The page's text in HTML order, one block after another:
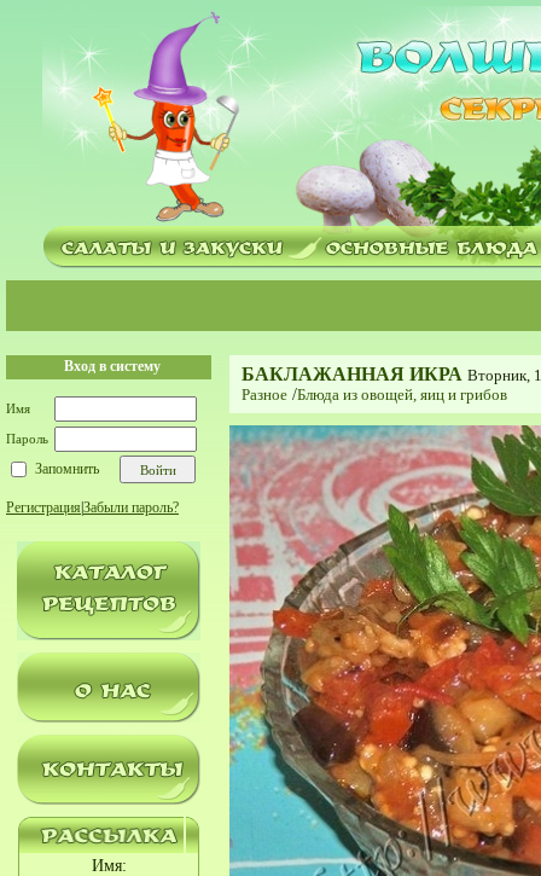
Вход в систему
Имя
Пароль
Запомнить
Регистрация Забыли пароль?
Имя:
БАКЛАЖАННАЯ ИКРА Вторник,
Разное /Блюда из овощей, яиц и грибов